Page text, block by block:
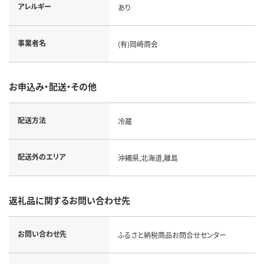
アレルギー あり
事業者名 (有)岡崎商会
お申込み・配送・その他
配送方法 冷蔵
配送外のエリア 沖縄県,北海道,離島
返礼品に関するお問い合わせ先
お問い合わせ先 ふるさと納税商品お問合せセンター